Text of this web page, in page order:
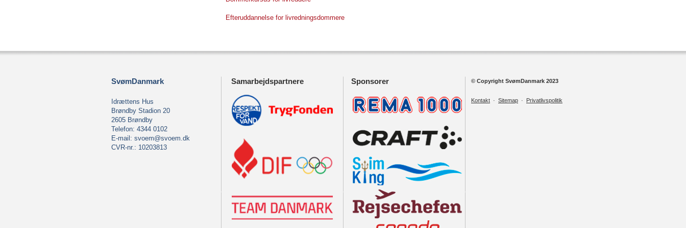
Efteruddannelse for livredningsdommere
SvømDanmark
Idrættens Hus
Brøndby Stadion 20
2605 Brøndby
Telefon: 4344 0102
E-mail: svoem@svoem.dk
CVR-nr.: 10203813
Samarbejdspartnere Sponsorer © Copyright SvømDanmark 2023
Kontakt · Sitemap · Privatlivspolitik